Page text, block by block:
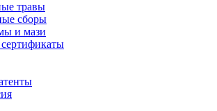
травы
сборы
и мази